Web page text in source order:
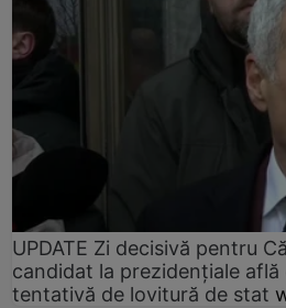
UPDATE Zi decisivă pentru
candidat la prezidențiale
tentativă de lovitură de stat